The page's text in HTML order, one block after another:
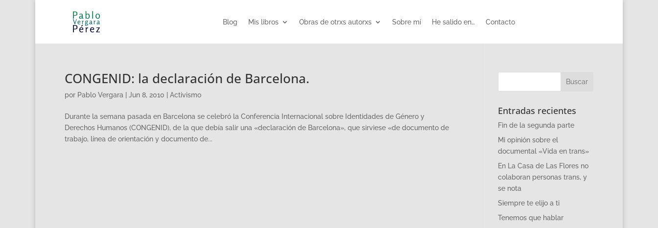
Blog Mis libros Obras de otrxs autorxs Sobre mí He salido en… Contacto
CONGENID: la declaración de Barcelona.
por Pablo Vergara Jun 8, 2010 Activismo
Durante la semana pasada en Barcelona se celebró la Conferencia Internacional sobre Identidades de Género y
Derechos Humanos (CONGENID), de la que debía salir una «declaración de Barcelona», que sirviese «de documento de
trabajo, línea de orientación y documento de...
Entradas recientes
Fin de la segunda parte
Mi opinión sobre el
documental «Vida en trans»
En La Casa de Las Flores no
colaboran personas trans, y
se nota
Siempre te elijo a ti
Tenemos que hablar